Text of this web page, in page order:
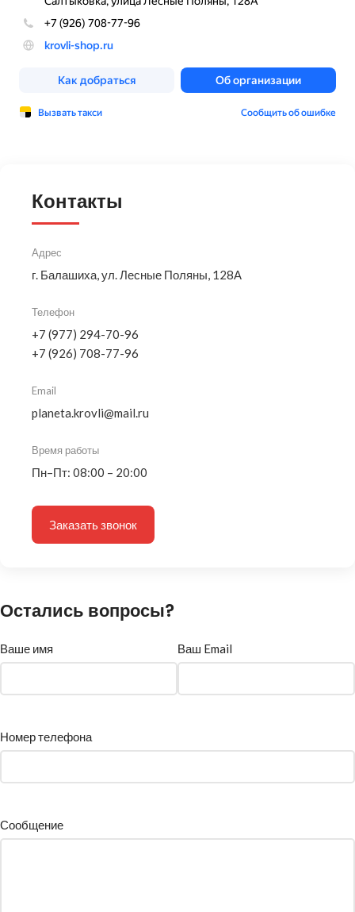
Контакты
Адрес
г. Балашиха, ул. Лесные Поляны, 128А
Телефон
+7 (977) 294-70-96
+7 (926) 708-77-96
Email
planeta.krovli@mail.ru
Время работы
Пн–Пт: 08:00 – 20:00
Заказать звонок
Остались вопросы?
Ваше имя Ваш Email
Номер телефона
Сообщение